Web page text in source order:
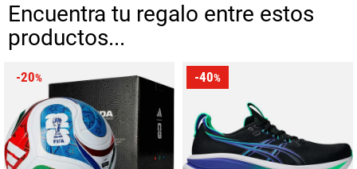
Encuentra tu regalo entre estos
productos...
-20% -40%